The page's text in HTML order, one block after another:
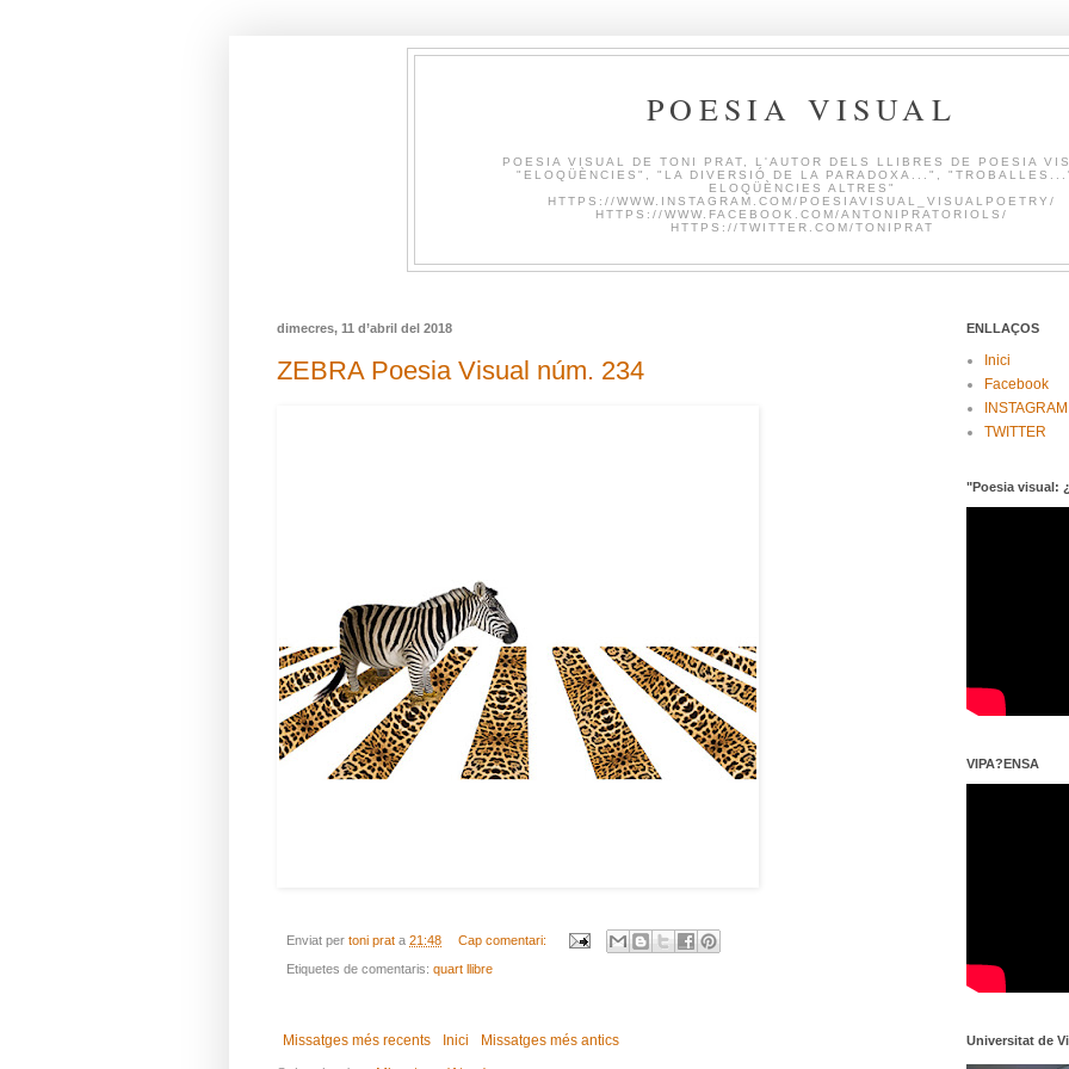
POESIA VISUAL
POESIA VISUAL DE TONI PRAT, L'AUTOR DELS LLIBRES DE POESIA
"ELOQÜÈNCIES", "LA DIVERSIÓ DE LA PARADOXA...",
ELOQÜÈNCIES ALTRES"
HTTPS://WWW.INSTAGRAM.COM/POESIAVISUAL_VISUALPOETRY/
HTTPS://WWW.FACEBOOK.COM/ANTONIPRATORIOLS/
HTTPS://TWITTER.COM/TONIPRAT
dimecres, 11 d’abril del 2018
ZEBRA Poesia Visual núm. 234
Enviat per toni prat a 21:48 Cap comentari:
Etiquetes de comentaris: quart llibre
Missatges més recents Missatges més antics
Inici
ENLLAÇOS
Inici
Facebook
INSTAGRAM
TWITTER
"Poesia visual:
VIPA?ENSA
Universitat de